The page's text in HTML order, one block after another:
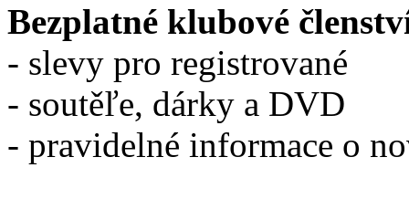
Bezplatné klubové
- slevy pro registrované
- soutěľe, dárky a DVD
- pravidelné informace o